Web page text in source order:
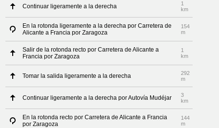
Continuar ligeramente a la derecha
1
km
En la rotonda ligeramente a la derecha por Carretera de
Alicante a Francia por Zaragoza
154
m
Salir de la rotonda recto por Carretera de Alicante a
Francia por Zaragoza
1
km
Tomar la salida ligeramente a la derecha
292
m
Continuar ligeramente a la derecha por Autovía Mudéjar
3
km
En la rotonda recto por Carretera de Alicante a Francia
por Zaragoza
144
m